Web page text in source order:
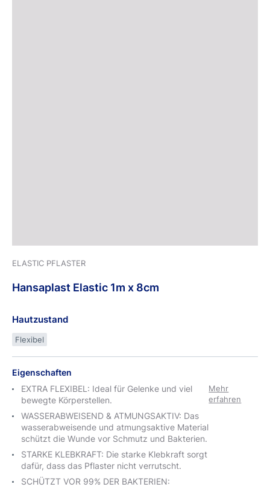
ELASTIC PFLASTER
Hansaplast Elastic 1m x 8cm
Hautzustand
Flexibel
Eigenschaften
EXTRA FLEXIBEL: Ideal für Gelenke und viel
bewegte Körperstellen.
WASSERABWEISEND & ATMUNGSAKTIV: Das
wasserabweisende und atmungsaktive Material
schützt die Wunde vor Schmutz und Bakterien.
STARKE KLEBKRAFT: Die starke Klebkraft sorgt
dafür, dass das Pflaster nicht verrutscht.
SCHÜTZT VOR 99% DER BAKTERIEN:
Mehr
erfahren